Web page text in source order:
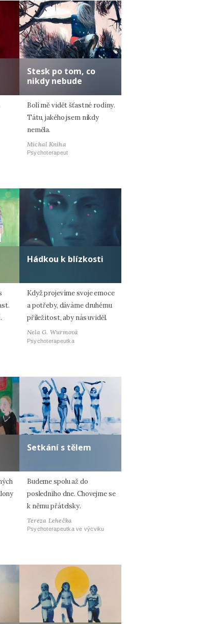
Stesk po tom, co
nikdy nebude
Bolí mě vidět šťastné rodiny.
Tátu, jakého jsem nikdy
neměla.
Michal Kniha
Psychoterapeut
Hádkou k blízkosti
Když projevíme svoje emoce
a potřeby, dáváme druhému
příležitost, aby nás uviděl.
Nela G. Wurmová
Psychoterapeutka
Setkání s tělem
Budeme spolu až do
posledního dne. Chovejme se
k němu přátelsky.
Tereza Lehečka
Psychoterapeutka ve výcviku